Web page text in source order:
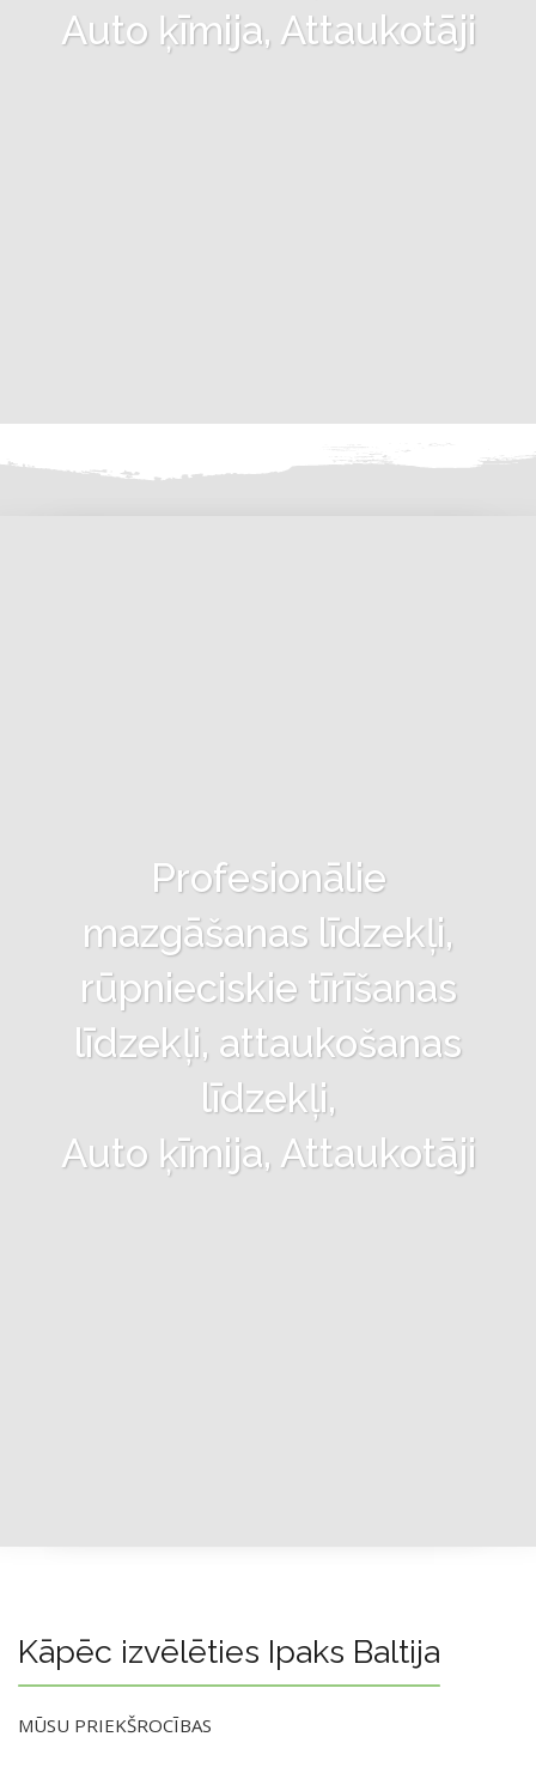
Auto ķīmija, Attaukotāji
Profesionālie
mazgāšanas līdzekļi,
rūpnieciskie tīrīšanas
līdzekļi, attaukošanas
līdzekļi,
Auto ķīmija, Attaukotāji
Kāpēc izvēlēties Ipaks Baltija
MŪSU PRIEKŠROCĪBAS